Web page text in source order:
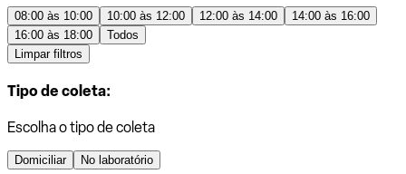
08:00 às 10:00 10:00 às 12:00 12:00 às 14:00
14:00 às 16:00
16:00 às 18:00
Todos
Limpar filtros
Tipo de coleta:
Escolha o tipo de coleta
Domiciliar No laboratório